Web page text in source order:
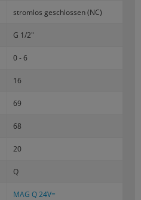
strom­los ge­schlos­sen (NC)
G 1/2"
0 - 6
16
69
68
20
Q
MAG Q 24V=